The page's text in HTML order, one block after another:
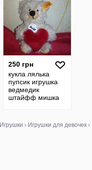
250 грн
кукла лялька
пупсик игрушка
ведмедик
штайфф мишка
винтажный гдр
ссср
Игрушки › Игрушки для девочек ›